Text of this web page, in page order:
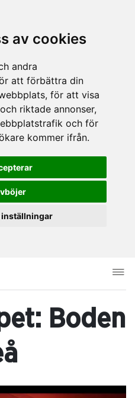
av cookies
andra
att förbättra din
för att visa
riktade annonser,
och för
kommer ifrån.
inställningar
Boden